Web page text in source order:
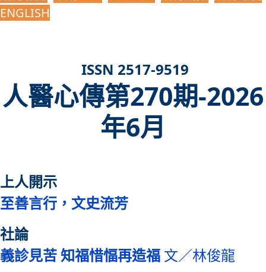
ENGLISH
ISSN 2517-9519
人醫心傳第270期-2026
年6月
上人開示
至善言行，文史流芳
社論
義診見苦 知福惜愊再造福 文／林俊龍